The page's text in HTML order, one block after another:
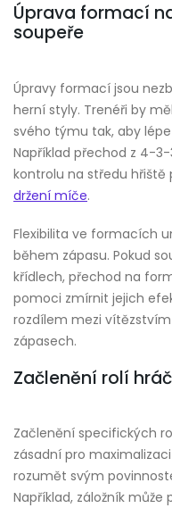
Úprava formací
soupeře
Úpravy formací jsou
herní styly. Trenéři by
svého týmu tak, aby
Například přechod z 4-
kontrolu na středu
držení míče.
Flexibilita ve formacích
během zápasu. Pokud
křídlech, přechod na
pomoci zmírnit jejich
rozdílem mezi
zápasech.
Začlenění rolí
Začlenění specifických
zásadní pro
rozumět svým
Například, záložník